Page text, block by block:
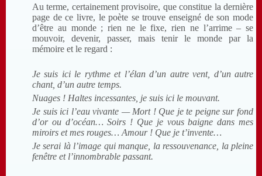
Au terme, certainement provisoire, que constitue la dernière
page de ce livre, le poète se trouve enseigné de son mode
d’être au monde ; rien ne le fixe, rien ne l’arrime – se
mouvoir, devenir, passer, mais tenir le monde par la
mémoire et le regard :
Je suis ici le rythme et l’élan d’un autre vent, d’un autre
chant, d’un autre temps.
Nuages ! Haltes incessantes, je suis ici le mouvant.
Je suis ici l’eau vivante — Mort ! Que je te peigne sur fond
d’or ou d’océan… Soirs ! Que je vous baigne dans mes
miroirs et mes rouges… Amour ! Que je t’invente…
Je serai là l’image qui manque, la ressouvenance, la pleine
fenêtre et l’innombrable passant.